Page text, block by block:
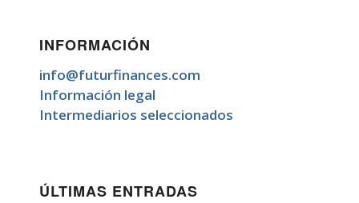
INFORMACIÓN
info@futurfinances.com
Información legal
Intermediarios seleccionados
ÚLTIMAS ENTRADAS